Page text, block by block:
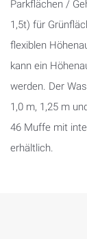
Parkflächen /
1,5t) für
flexiblen
kann ein
werden. Der
1,0 m, 1,25 m
46 Muffe mit
erhältlich.